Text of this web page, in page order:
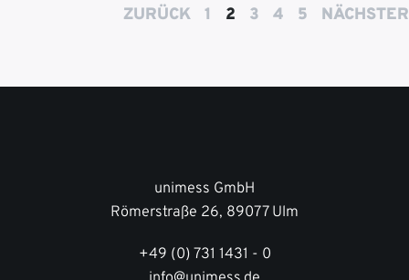
ZURÜCK 1 2 3 4 5 NÄCHSTER
unimess GmbH
Römerstraße 26, 89077 Ulm
+49 (0) 731 1431 - 0